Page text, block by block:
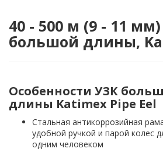
40 - 500 м (9 - 11
большой длины,
Особенности УЗК
длины Katimex Pipe Eel
Стальная антикоррозийная
удобной ручкой и парой колес
одним человеком